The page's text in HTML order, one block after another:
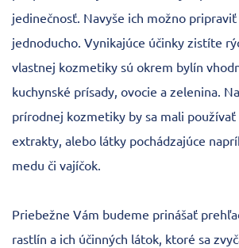
jedinečnosť. Navyše ich možno
jednoducho. Vynikajúce účinky zistíte
vlastnej kozmetiky sú okrem bylín
kuchynské prísady, ovocie a zelenina.
prírodnej kozmetiky by sa mali
extrakty, alebo látky pochádzajúce
medu či vajíčok.
Priebežne Vám budeme prinášať
rastlín a ich účinných látok, ktoré sa